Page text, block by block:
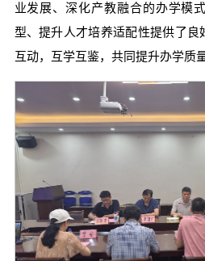
业发展、深化产教融合的办学模
型、提升人才培养适配性提供了良
互动，互学互鉴，共同提升办学质